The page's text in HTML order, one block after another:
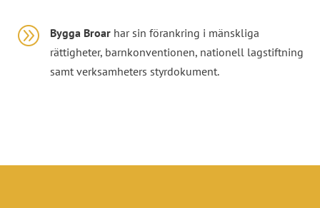
A Bygga Broarhar sin förankring i mänskliga
rättigheter, barnkonventionen, nationell lagstiftning
samt verksamheters styrdokument.